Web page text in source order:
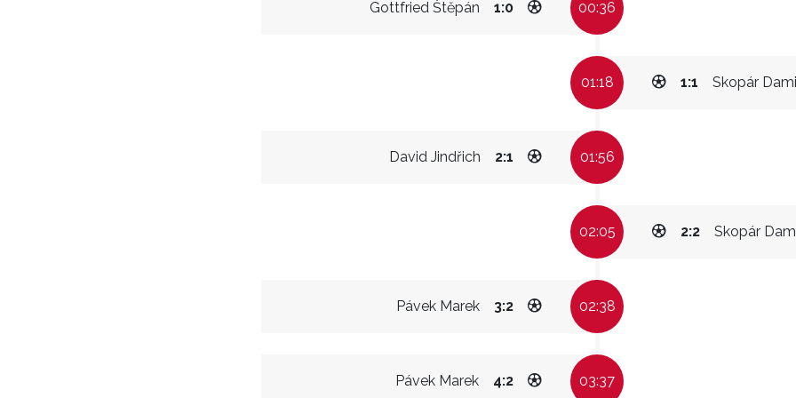
Gottfried Štěpán 1:0 00:36
01:18 Skopár
1:1
David Jindřich 2:1 01:56
02:05 Skopár
2:2
Pávek Marek 3:2 02:38
Pávek Marek 4:2 03:37